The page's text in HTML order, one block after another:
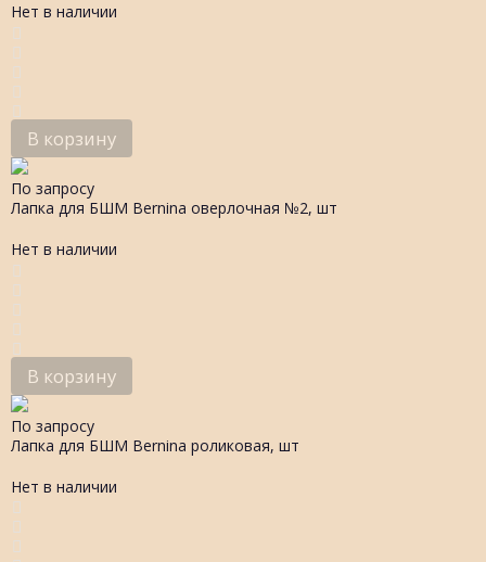
Нет в наличии
В корзину
По запросу
Лапка для БШМ Bernina оверлочная №2, шт
Нет в наличии
В корзину
По запросу
Лапка для БШМ Bernina роликовая, шт
Нет в наличии